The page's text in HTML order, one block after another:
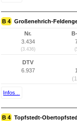
B 4 Großenehrich-
Nr.
3.434
(3.436)
DTV
6.937
Infos...
B 4 Topfstedt-